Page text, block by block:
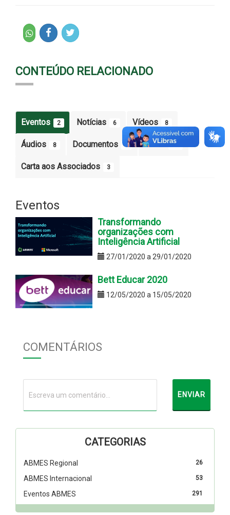
CONTEÚDO RELACIONADO
Eventos 2 Notícias 6 Vídeos 8
Áudios 8 Documentos 5 Fotos 30
Carta aos Associados 3
Eventos
Transformando
organizações com
Inteligência Artificial
27/01/2020 a 29/01/2020
Bett Educar 2020
12/05/2020 a 15/05/2020
COMENTÁRIOS
CATEGORIAS
26
ABMES Regional
53
ABMES Internacional
291
Eventos ABMES